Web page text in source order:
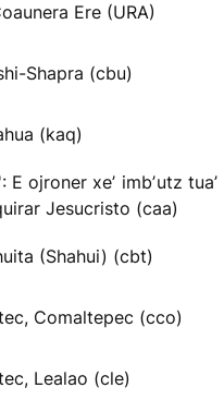
Ere (URA)
Shapra (cbu)
(kaq)
E ojroner xeʼ imbʼutz tuaʼ
Jesucristo (caa)
(Shahui) (cbt)
Comaltepec (cco)
Lealao (cle)